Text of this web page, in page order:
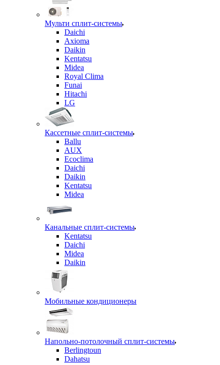
Мульти сплит-системы
Daichi
Axioma
Daikin
Kentatsu
Midea
Royal Clima
Funai
Hitachi
LG
Кассетные сплит-системы
Ballu
AUX
Ecoclima
Daichi
Daikin
Kentatsu
Midea
Канальные сплит-системы
Kentatsu
Daichi
Midea
Daikin
Мобильные кондиционеры
Напольно-потолочный сплит-системы
Berlingtoun
Dahatsu